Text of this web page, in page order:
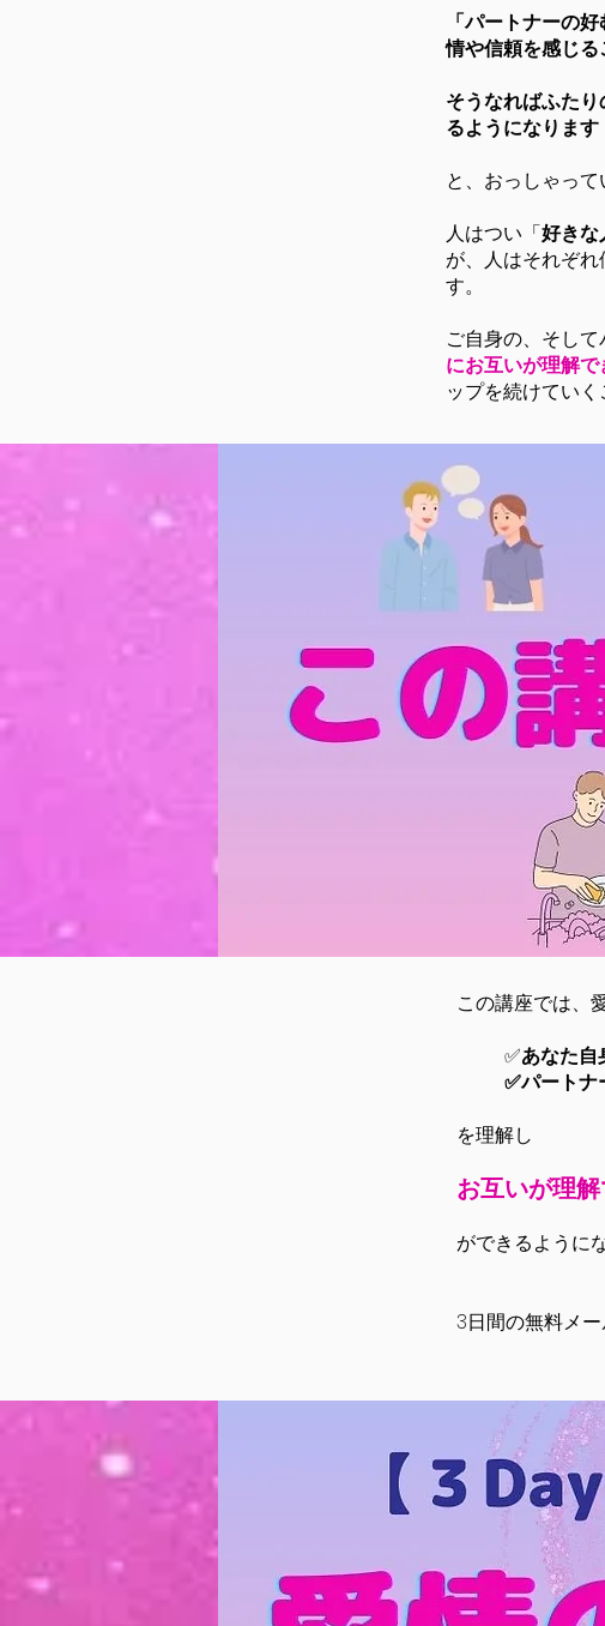
「パートナーの
情や信頼を感じる
そうなればふた
るようになります
と、おっしゃって
人はつい「好きな
が、人はそれぞ
す。
ご自身の、そし
にお互いが理解
ップを続けていく
この講座では、
✅あなた自
✅パート
を理解し
お互いが理
ができるように
3日間の無料メ